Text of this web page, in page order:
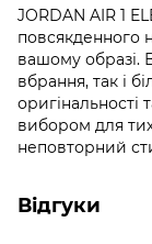
JORDAN AIR 1
повсякденного
вашому образі.
вбрання, так і
оригінальності
вибором для
неповторний
Відгуки